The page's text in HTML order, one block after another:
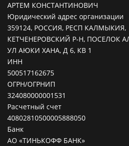
АРТЕМ КОНСТАНТИНОВИЧ
Юридический адрес организации
359124, РОССИЯ, РЕСП КАЛМЫКИЯ,
КЕТЧЕНЕРОВСКИЙ Р-Н, ПОСЕЛОК
УЛ АЮКИ ХАНА, Д 6, КВ 1
ИНН
500517162675
ОГРН/ОГРНИП
324080000001531
Расчетный счет
40802810500005888050
Банк
АО «ТИНЬКОФФ БАНК»